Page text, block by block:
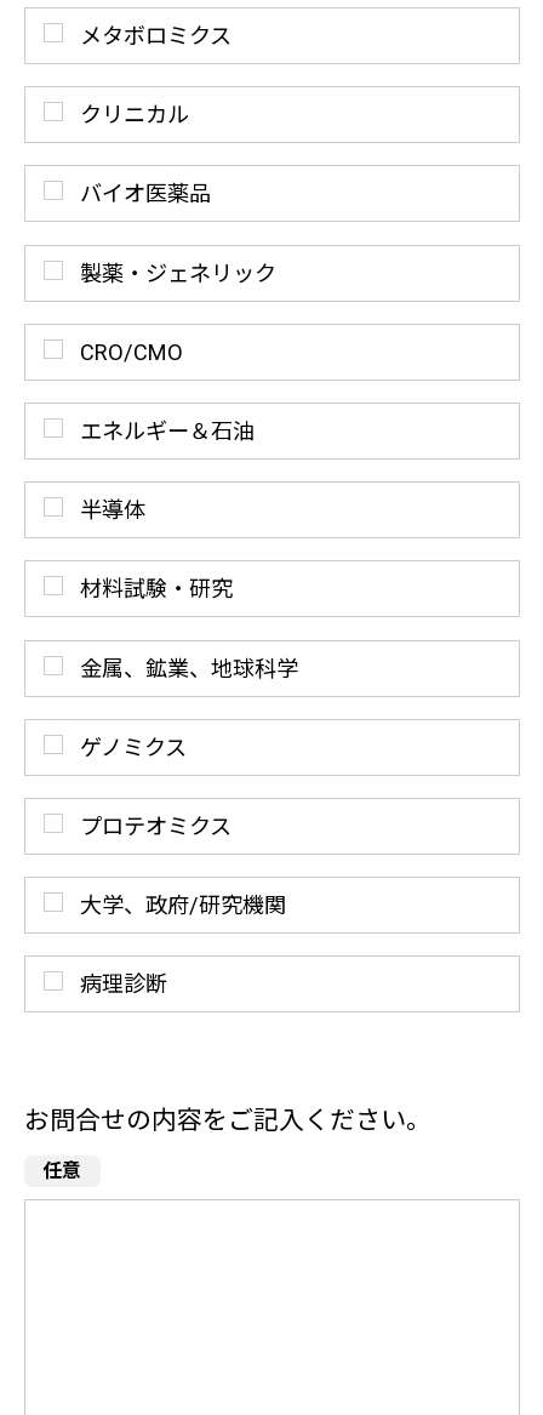
メタボロミクス
クリニカル
バイオ医薬品
製薬・ジェネリック
CRO/CMO
エネルギー＆石油
半導体
材料試験・研究
金属、鉱業、地球科学
ゲノミクス
プロテオミクス
大学、政府/研究機関
病理診断
お問合せの内容をご記入ください。